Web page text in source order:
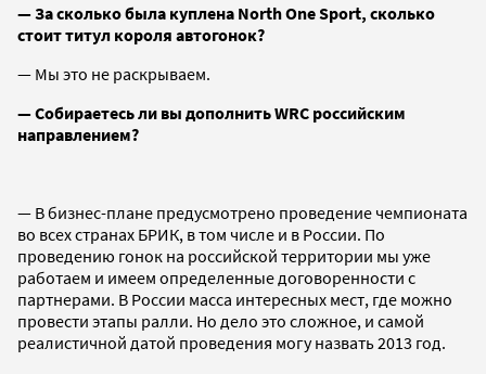
— За сколько была куплена North One Sport, сколько
стоит титул короля автогонок?
— Мы это не раскрываем.
— Собираетесь ли вы дополнить WRC российским
направлением?
— В бизнес-плане предусмотрено проведение чемпионата
во всех странах БРИК, в том числе и в России. По
проведению гонок на российской территории мы уже
работаем и имеем определенные договоренности с
партнерами. В России масса интересных мест, где можно
провести этапы ралли. Но дело это сложное, и самой
реалистичной датой проведения могу назвать 2013 год.